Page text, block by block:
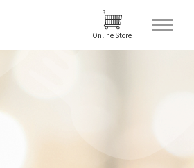
Online Store